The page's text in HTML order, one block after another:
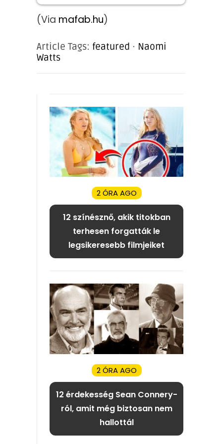
(Via mafab.hu)
Article Tags: featured · Naomi
Watts
2 ÓRA AGO
12 színésznő, akik titokban
terhesen forgatták le
legsikeresebb filmjeiket
2 ÓRA AGO
12 érdekesség Sean Connery-
ról, amit még biztosan nem
hallottál